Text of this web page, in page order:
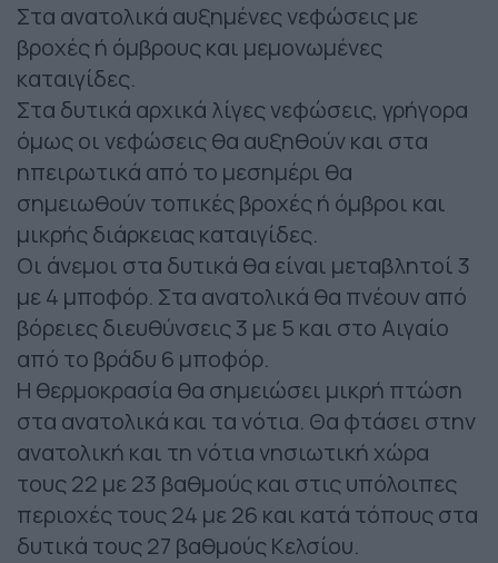
Στα ανατολικά αυξημένες νεφώσεις με
βροχές ή όμβρους και μεμονωμένες
καταιγίδες.
Στα δυτικά αρχικά λίγες νεφώσεις, γρήγορα
όμως οι νεφώσεις θα αυξηθούν και στα
ηπειρωτικά από το μεσημέρι θα
σημειωθούν τοπικές βροχές ή όμβροι και
μικρής διάρκειας καταιγίδες.
Οι άνεμοι στα δυτικά θα είναι μεταβλητοί 3
με 4 μποφόρ. Στα ανατολικά θα πνέουν από
βόρειες διευθύνσεις 3 με 5 και στο Αιγαίο
από το βράδυ 6 μποφόρ.
Η θερμοκρασία θα σημειώσει μικρή πτώση
στα ανατολικά και τα νότια. Θα φτάσει στην
ανατολική και τη νότια νησιωτική χώρα
τους 22 με 23 βαθμούς και στις υπόλοιπες
περιοχές τους 24 με 26 και κατά τόπους στα
δυτικά τους 27 βαθμούς Κελσίου.